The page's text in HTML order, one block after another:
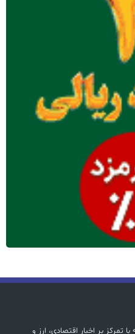
تمرکز بر اخبار اقتصادی، ارز و